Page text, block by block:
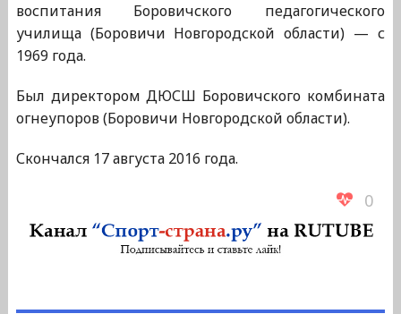
воспитания Боровичского педагогического
училища (Боровичи Новгородской области) — с
1969 года.
Был директором ДЮСШ Боровичского комбината
огнеупоров (Боровичи Новгородской области).
Скончался 17 августа 2016 года.
0